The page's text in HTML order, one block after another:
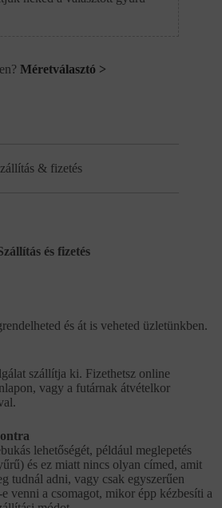
Méretválasztó >
& fizetés
és fizetés
és át is veheted üzletünkben.
szállítja ki. Fizethetsz online
vagy a futárnak átvételkor
lehetőségét, például meglepetés
és ez miatt nincs olyan címed, amit
tudnál adni, vagy csak egyszerűen
venni a csomagot, mikor épp kézbesíti a